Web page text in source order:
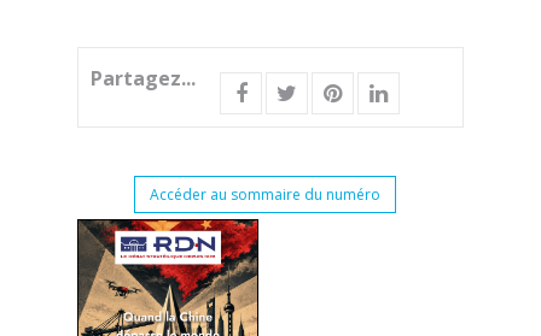
Partagez...
Accéder au sommaire du numéro